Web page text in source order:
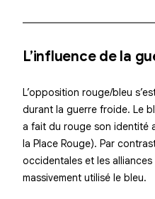
L’influence de la
L’opposition rouge/bleu
durant la guerre froide. Le
a fait du rouge son identité
la Place Rouge). Par
occidentales et les alliances
massivement utilisé le bleu.